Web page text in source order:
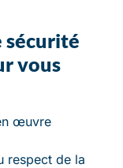
sécurité
vous
œuvre
respect de la